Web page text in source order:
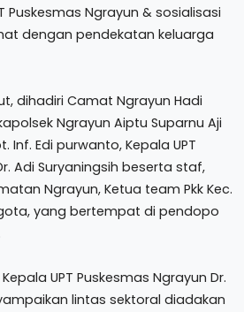
Puskesmas Ngrayun & sosialisasi
dengan pendekatan keluarga
dihadiri Camat Ngrayun Hadi
Ngrayun Aiptu Suparnu Aji
Inf. Edi purwanto, Kepala UPT
Adi Suryaningsih beserta staf,
Ngrayun, Ketua team Pkk Kec.
yang bertempat di pendopo
UPT Puskesmas Ngrayun Dr.
lintas sektoral diadakan